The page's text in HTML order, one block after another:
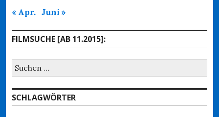
« Apr. Juni »
FILMSUCHE [AB 11.2015]:
Suchen
nach:
SCHLAGWÖRTER